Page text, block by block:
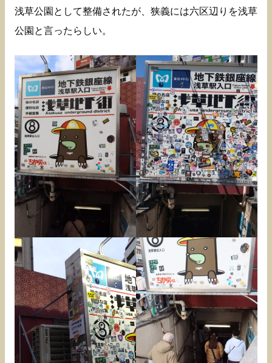
浅草公園として整備されたが、狭義には六区辺りを浅草
公園と言ったらしい。